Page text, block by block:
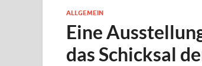
ALLGEMEIN
Eine
das Schicksal